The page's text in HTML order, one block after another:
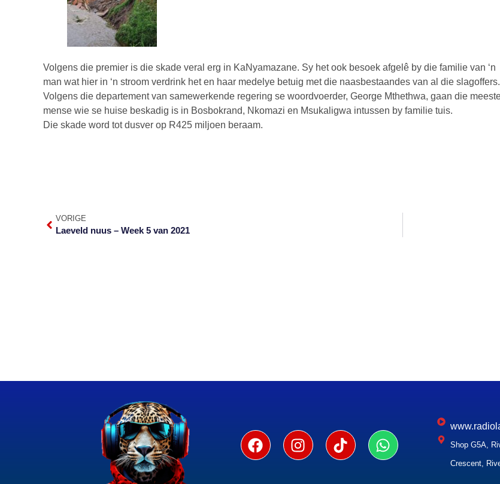
Volgens die premier is die skade veral erg in KaNyamazane. Sy het ook besoek afgelê by die familie van ‘n
man wat hier in ‘n stroom verdrink het en haar medelye betuig met die naasbestaandes van al die slagoffers.
Volgens die departement van samewerkende regering se woordvoerder, George Mthethwa, gaan die
mense wie se huise beskadig is in Bosbokrand, Nkomazi en Msukaligwa intussen by familie tuis.
Die skade word tot dusver op R425 miljoen beraam.
VORIGE
Laeveld nuus – Week 5 van 2021
Shop G5A,
Crescent,